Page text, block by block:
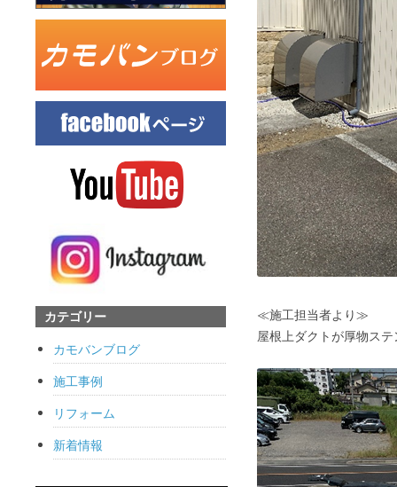
≪施工担当者より≫
屋根上ダクトが厚物ス
カテゴリー
カモバンブログ
施工事例
リフォーム
新着情報